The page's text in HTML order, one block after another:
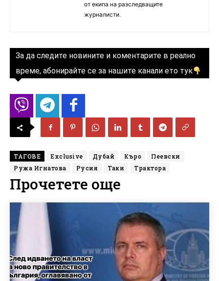
от екипа на разследващите
журналисти.
За да следите новините и коментарите в реално
време, абонирайте се за нашите канали ето тук
ТАГОВЕ Exclusive Дубай Къро
Пеевски
Ружа Игнатова
Русия Таки Трактора
Прочетете още